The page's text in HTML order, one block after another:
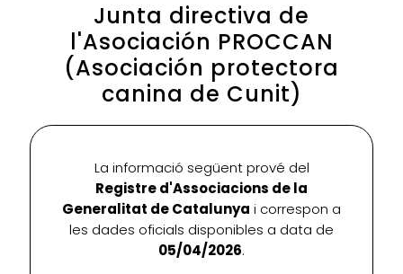
Junta directiva de
l'Asociación PROCCAN
(Asociación protectora
canina de Cunit)
La informació següent prové del
Registre d'Associacions de la
Generalitat de Catalunya i correspon a
les dades oficials disponibles a data de
05/04/2026.